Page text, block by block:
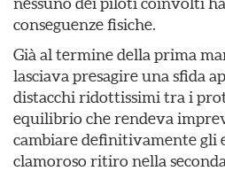
conseguenze fisiche.
Già al termine della prima
lasciava presagire una sfida
distacchi ridottissimi tra i
equilibrio che rendeva
cambiare definitivamente gli
clamoroso ritiro nella